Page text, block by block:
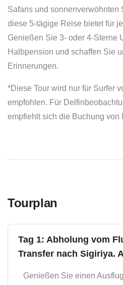
Safaris und sonnenverwöhnten
diese 5-tägige Reise bietet für
Genießen Sie 3- oder 4-Sterne
Halbpension und schaffen Sie
Erinnerungen.
*Diese Tour wird nur für Surfer
empfohlen. Für
empfiehlt sich die Buchung von
Tourplan
Tag 1: Abholung vom
Transfer nach Sigiriya.
Genießen Sie einen